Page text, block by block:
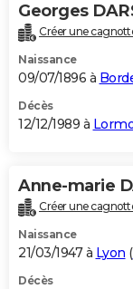
Georges
Créer une
Naissance
09/07/1896 à
Décès
12/12/1989 à
Anne-marie
Créer une
Naissance
21/03/1947 à Lyon (
Décès